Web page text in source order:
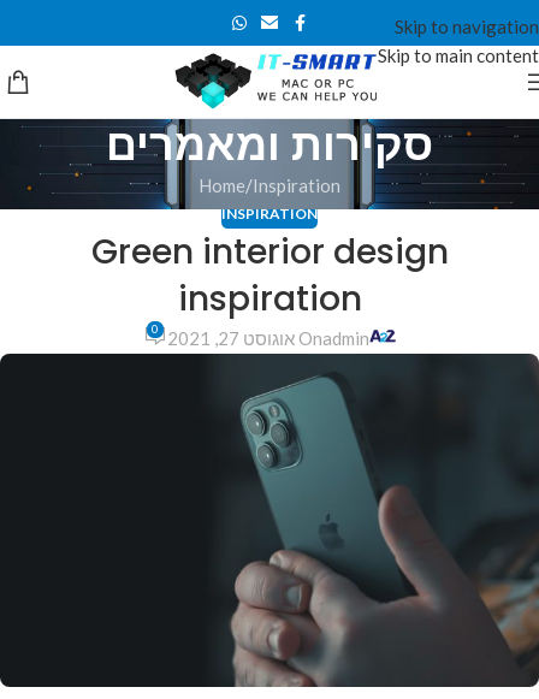
Skip to navigation
Skip to main content
סקירות ומאמרים
Home Inspiration
INSPIRATION
Green interior design
inspiration
adminOn אוגוסט 27, 2021 0